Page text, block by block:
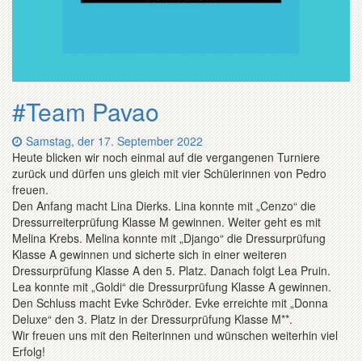
#Team Pavao
Datum:
Samstag, der 17. September 2022
Heute blicken wir noch einmal auf die vergangenen Turniere
zurück und dürfen uns gleich mit vier Schülerinnen von Pedro
freuen.
Den Anfang macht Lina Dierks. Lina konnte mit „Cenzo“ die
Dressurreiterprüfung Klasse M gewinnen. Weiter geht es mit
Melina Krebs. Melina konnte mit „Django“ die Dressurprüfung
Klasse A gewinnen und sicherte sich in einer weiteren
Dressurprüfung Klasse A den 5. Platz. Danach folgt Lea Pruin.
Lea konnte mit „Goldi“ die Dressurprüfung Klasse A gewinnen.
Den Schluss macht Evke Schröder. Evke erreichte mit „Donna
Deluxe“ den 3. Platz in der Dressurprüfung Klasse M**.
Wir freuen uns mit den Reiterinnen und wünschen weiterhin viel
Erfolg!